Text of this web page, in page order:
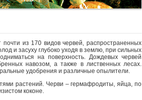
из 170 видов червей, распространенных
и засуху глубоко уходя в землю, при сильных
на поверхность. Дождевых червей
навозом, а также в лиственных лесах.
удобрения и различные опылители.
растений. Черви – гермафродиты, яйца, по
коконе.